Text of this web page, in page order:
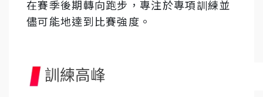
在賽季後期轉向跑步，專注於專項訓練並
儘可能地達到比賽強度。
訓練高峰